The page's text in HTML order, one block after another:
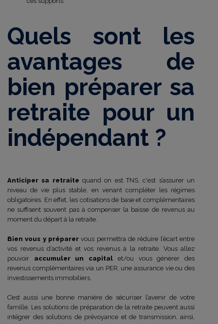
Quels sont les
avantages de
bien préparer sa
retraite pour un
indépendant ?
Anticiper sa retraite quand on est TNS, c'est s’assurer un
niveau de vie plus stable, en venant compléter les régimes
obligatoires. En effet, les cotisations de base et complémentaires
ne suffisent souvent pas à compenser la baisse de revenus au
moment du départ à la retraite.
Bien vous y préparer vous permettra de réduire l’écart entre
vos revenus d’activité et vos revenus à la retraite. Vous allez
pouvoir accumuler un capital et/ou vous générer des
revenus complémentaires via un PER, une assurance vie ou des
investissements immobiliers.
C’est aussi une bonne manière de sécuriser l’avenir de votre
famille. Les solutions de préparation de la retraite peuvent aussi
intégrer des solutions de prévoyance et de transmission, ainsi,